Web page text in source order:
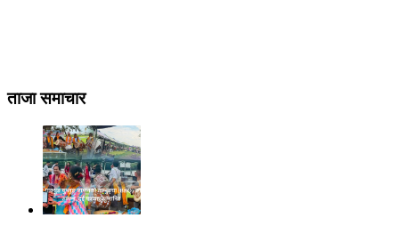
ताजा समाचार